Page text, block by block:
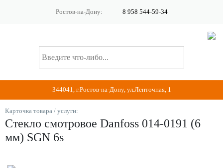
Ростов-на-Дону: 8 958 544-59-34
344041, г.Ростов-на-Дону, ул.Ленточная, 1
Карточка товара / услуги:
Стекло cмотровое Danfoss 014-0191 (6
мм) SGN 6s